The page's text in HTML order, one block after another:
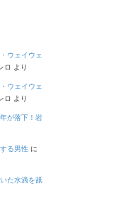
ウェイウェ
ロ より
ウェイウェ
ロ より
が落下！岩
る男性に
た水滴を舐